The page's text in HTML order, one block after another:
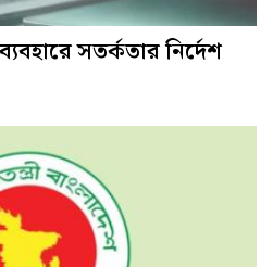
সতর্কতার নির্দেশ